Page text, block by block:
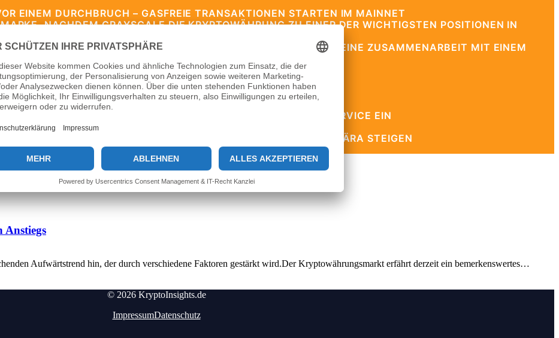
EINEM DURCHBRUCH – GASFREIE TRANSAKTIONEN STARTEN IM MAINNET
NACHDEM GRAYSCALE DIE KRYPTOWÄHRUNG ZU EINER DER WICHTIGSTEN POSITIONEN IN
ENTSCHEIDENDEN PHASE, WÄHREND CHARLES HOSKINSON EINE ZUSAMMENARBEIT MIT EINEM
ANLEITUNG FÜR MULTISIG-WALLET
US-KRYPTO-GESETZ CLARITY ACT VOR DEM AUS
2026 – BONUS, WALLETS UND SPIELE
EINER „GEGNERISCHEN NATION“
BITCOIN-DIENSTLEISTER BOLTZ EXCHANGE STELLT SWAP-SERVICE EIN
ZUR BEIBEHALTUNG DER BITCOIN-HALTEFRIST IST ONLINE!
LÄSST ÜBERWEISUNGEN AUF DEN HÖCHSTSTAND DER FTX-ÄRA STEIGEN
Anstiegs
Aufwärtstrend hin, der durch verschiedene Faktoren gestärkt wird.Der Kryptowährungsmarkt erfährt derzeit ein bemerkenswertes…
© 2026 KryptoInsights.de
ImpressumDatenschutz